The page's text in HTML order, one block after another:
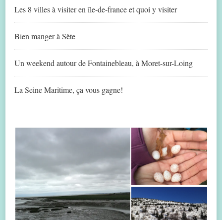
Les 8 villes à visiter en île-de-france et quoi y visiter
Bien manger à Sète
Un weekend autour de Fontainebleau, à Moret-sur-Loing
La Seine Maritime, ça vous gagne!